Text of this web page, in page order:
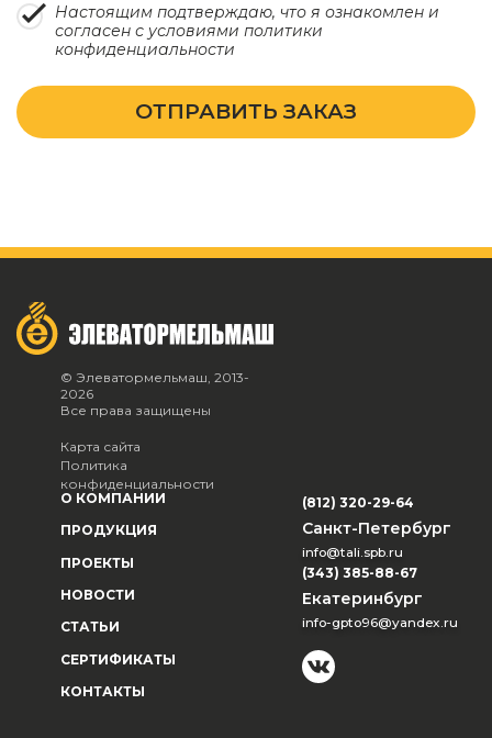
Настоящим подтверждаю, что я ознакомлен и
согласен с условиями политики
конфиденциальности
ОТПРАВИТЬ ЗАКАЗ
© Элеватормельмаш, 2013-
2026
Все права защищены
Карта сайта
Политика
конфиденциальности
О КОМПАНИИ
ПРОДУКЦИЯ
ПРОЕКТЫ
НОВОСТИ
СТАТЬИ
СЕРТИФИКАТЫ
КОНТАКТЫ
(812) 320-29-64
Санкт-Петербург
info@tali.spb.ru
(343) 385-88-67
Екатеринбург
info-gpto96@yandex.ru